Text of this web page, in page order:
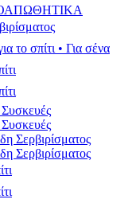
το σπίτι • Για σένα
Σερβιρίσματος
Σερβιρίσματος